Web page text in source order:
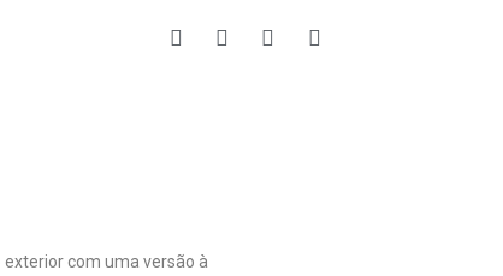
com uma versão à